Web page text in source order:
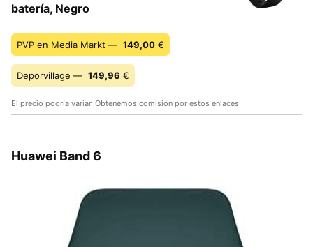
batería, Negro
PVP en Media Markt — 149,00 €
Deporvillage — 149,96 €
El precio podría variar. Obtenemos comisión por estos enlaces
Huawei Band 6